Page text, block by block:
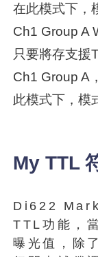
在此模式下，
Ch1 Group A
只要將存支援
Ch1 Group A
此模式下，模
My TTL
Di622 Mark
TTL功能，
曝光值，除